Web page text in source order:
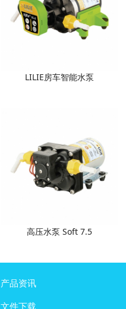
LILIE房车智能水泵
高压水泵 Soft 7.5
产品资讯
文件下载